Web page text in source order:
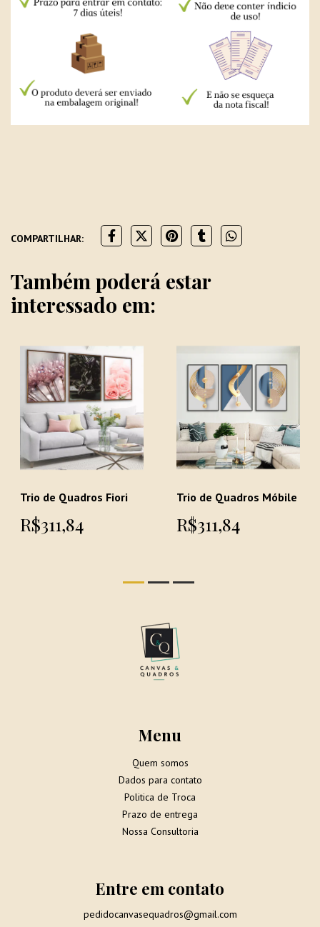
COMPARTILHAR:
Também poderá estar
interessado em:
Trio de Quadros Fiori
R$311,84
Trio de Quadros Móbile
R$311,84
Menu
Quem somos
Dados para contato
Politica de Troca
Prazo de entrega
Nossa Consultoria
Entre em contato
pedidocanvasequadros@gmail.com